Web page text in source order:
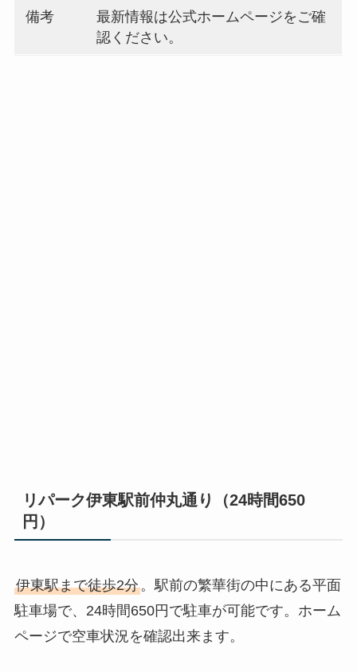
備考
最新情報は公式ホームページをご確
認ください。
リパーク伊東駅前仲丸通り（24時間650
円）
伊東駅まで徒歩2分。駅前の繁華街の中にある平面
駐車場で、24時間650円で駐車が可能です。ホーム
ページで空車状況を確認出来ます。